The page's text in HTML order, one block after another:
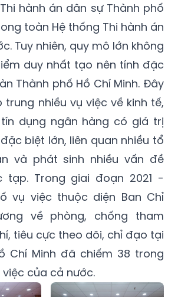
hành án dân sự Thành phố
toàn Hệ thống Thi hành án
Tuy nhiên, quy mô lớn không
duy nhất tạo nên tính đặc
Thành phố Hồ Chí Minh. Đây
nhiều vụ việc về kinh tế,
dụng ngân hàng có giá trị
biệt lớn, liên quan nhiều tổ
và phát sinh nhiều vấn đề
tạp. Trong giai đoạn 2021 -
vụ việc thuộc diện Ban Chỉ
về phòng, chống tham
tiêu cực theo dõi, chỉ đạo tại
Chí Minh đã chiếm 38 trong
của cả nước.